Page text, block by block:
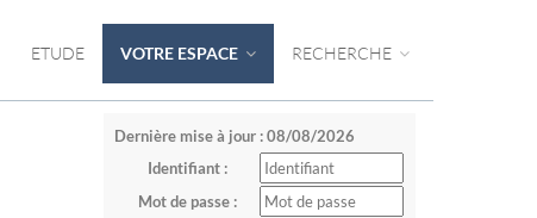
ETUDE VOTRE ESPACE RECHERCHE
Dernière mise à jour : 08/08/2026
Identifiant :
Mot de passe :